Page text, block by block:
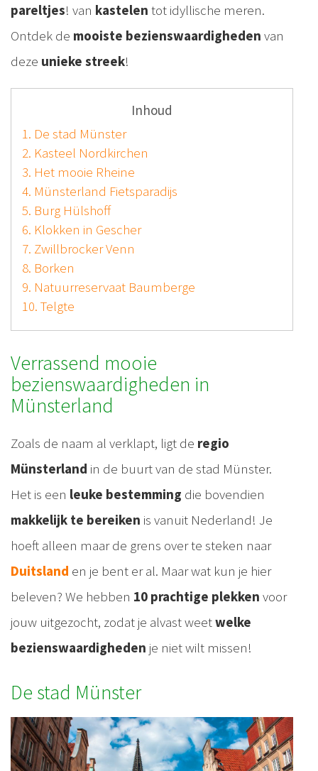
pareltjes! van kastelen tot idyllische meren.
Ontdek de mooiste bezienswaardigheden van
deze unieke streek!
Inhoud
1. De stad Münster
2. Kasteel Nordkirchen
3. Het mooie Rheine
4. Münsterland Fietsparadijs
5. Burg Hülshoff
6. Klokken in Gescher
7. Zwillbrocker Venn
8. Borken
9. Natuurreservaat Baumberge
10. Telgte
Verrassend mooie
bezienswaardigheden in
Münsterland
Zoals de naam al verklapt, ligt de regio
Münsterland in de buurt van de stad Münster.
Het is een leuke bestemming die bovendien
makkelijk te bereiken is vanuit Nederland! Je
hoeft alleen maar de grens over te steken naar
Duitsland en je bent er al. Maar wat kun je hier
beleven? We hebben 10 prachtige plekken voor
jouw uitgezocht, zodat je alvast weetwelke
bezienswaardigheden je niet wilt missen!
De stad Münster